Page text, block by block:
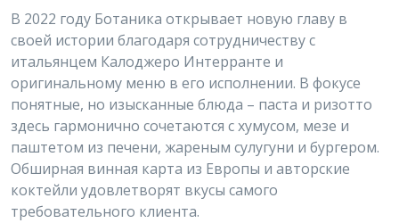
В 2022 году Ботаника открывает новую главу в
своей истории благодаря сотрудничеству с
итальянцем Калоджеро Интерранте и
оригинальному меню в его исполнении. В фокусе
понятные, но изысканные блюда – паста и ризотто
здесь гармонично сочетаются с хумусом, мезе и
паштетом из печени, жареным сулугуни и бургером.
Обширная винная карта из Европы и авторские
коктейли удовлетворят вкусы самого
требовательного клиента.